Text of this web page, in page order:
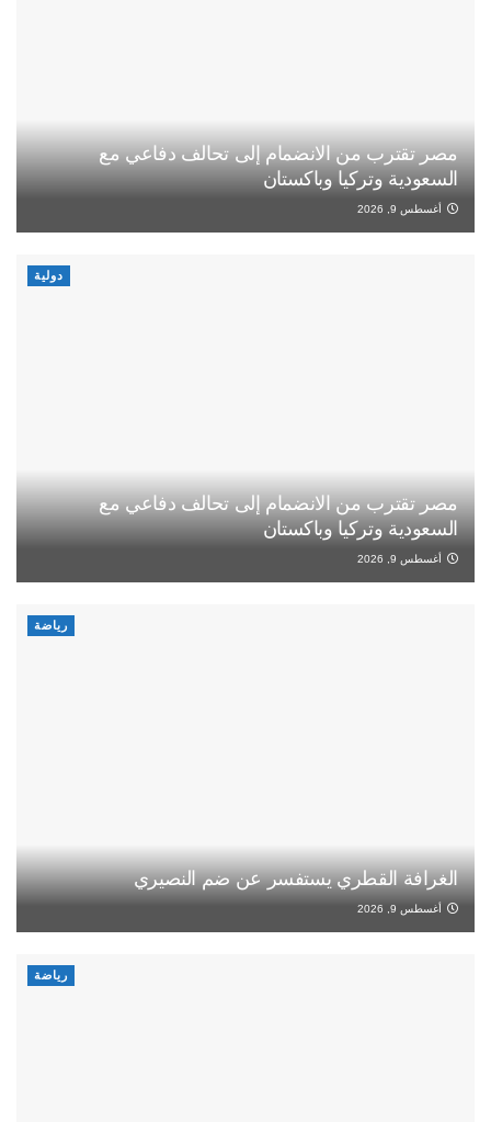
مصر تقترب من الانضمام إلى تحالف دفاعي مع
السعودية وتركيا وباكستان
أغسطس 9, 2026
دولية
مصر تقترب من الانضمام إلى تحالف دفاعي مع
السعودية وتركيا وباكستان
أغسطس 9, 2026
رياضة
الغرافة القطري يستفسر عن ضم النصيري
أغسطس 9, 2026
رياضة